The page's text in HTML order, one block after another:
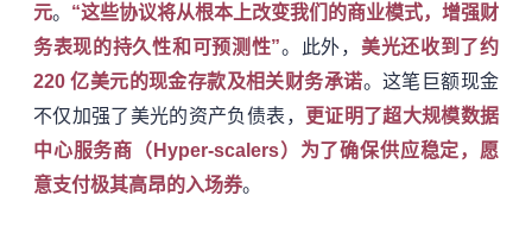
元。 “这些协议将从根本上改变我们的商业模式，增强财
务表现的持久性和可预测性”。此外， 美光还收到了约
220 亿美元的现金存款及相关财务承诺。这笔巨额现金
不仅加强了美光的资产负债表，
更证明了超大规模数据
中心服务商（Hyper-scalers）为了确保供应稳定，愿
意支付极其高昂的入场券。